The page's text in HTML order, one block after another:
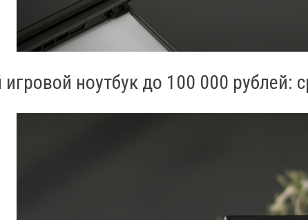
ноутбук до 100 000 рублей: